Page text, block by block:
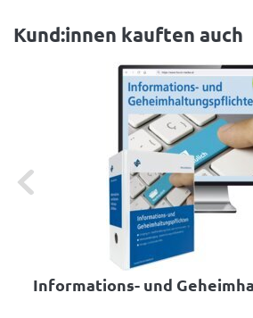
Kund:innen kauften auch
Previous
Informations- und